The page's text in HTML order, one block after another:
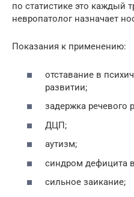
по статистике это каждый
невропатолог назначает
Показания к применению:
отставание в
развитии;
задержка речевого
ДЦП;
аутизм;
синдром дефицита
сильное заикание;